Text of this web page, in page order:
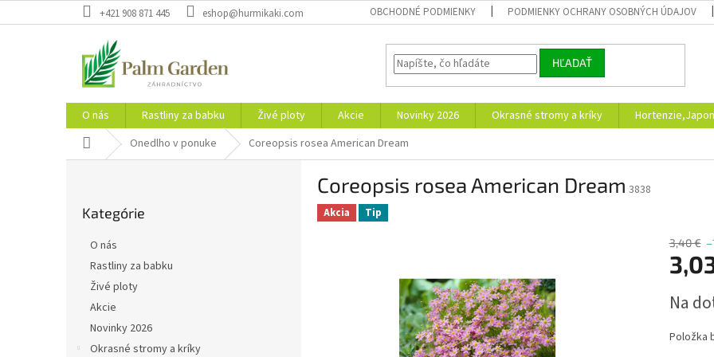
na
+421 908 871 445 eshop@hurmikaki.com OBCHODNÉ PODMIENKY PODMIENKY OCHRANY OSOBNÝCH ÚDAJOV
HĽADAŤ
O nás Rastliny za babku Živé ploty Akcie Novinky 2026 Okrasné stromy a kríky
Domov Onedlho v ponuke Coreopsis rosea American Dream
kategórie
Kategórie
O nás
Rastliny za babku
Živé ploty
Akcie
Novinky 2026
Okrasné stromy a kríky
Coreopsis rosea American Dream 3838
Akcia Tip
3,40 €
cena:
Na
Položka